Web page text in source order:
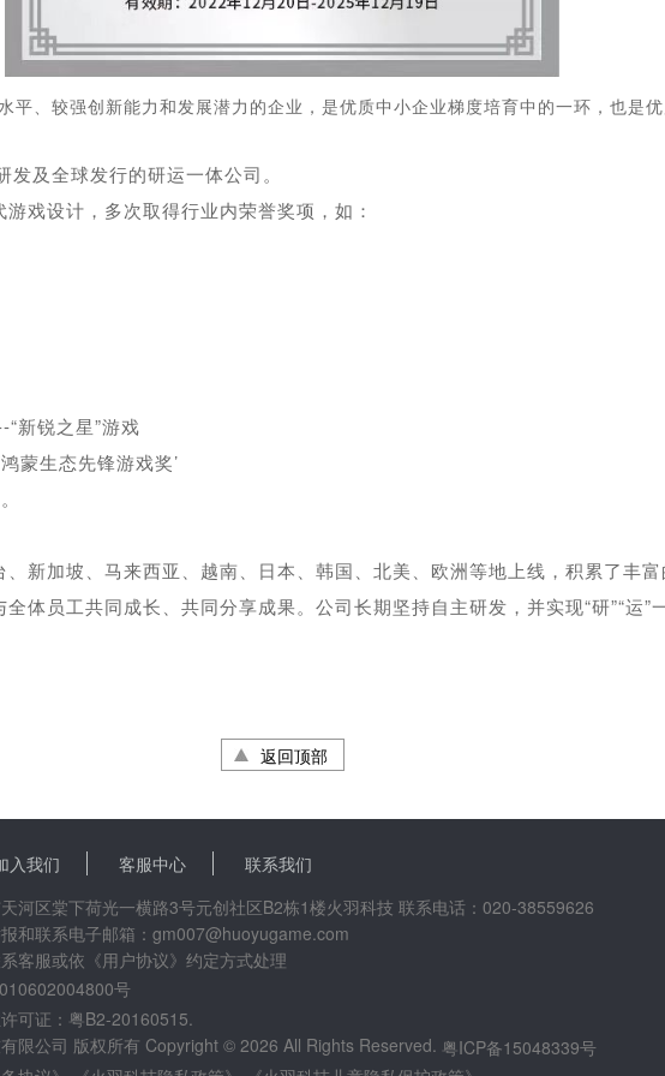
、较强创新能力和发展潜力的企业，是优质中小企业梯度培育中的一环，也是优
及全球发行的研运一体公司。
戏设计，多次取得行业内荣誉奖项，如：
新锐之星”游戏
蒙生态先锋游戏奖’
新加坡、马来西亚、越南、日本、韩国、北美、欧洲等地上线，积累了丰富
体员工共同成长、共同分享成果。公司长期坚持自主研发，并实现“研”“运
返回顶部
入我们 客服中心
联系我们
河区棠下荷光一横路3号元创社区B2栋1楼火羽科技 联系电话：020-38559626
和联系电子邮箱：gm007@huoyugame.com
客服或依《用户协议》约定方式处理
号
可证：粤B2-20160515.
限公司 版权所有 Copyright © 2026 All Rights Reserved. 粤ICP备15048339号